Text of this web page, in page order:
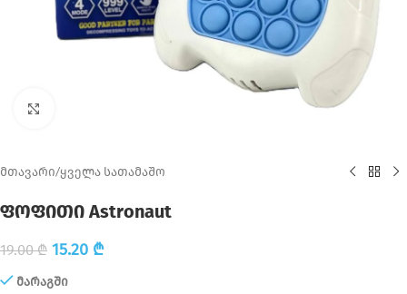
მთავარი/ყველა სათამაშო
ფოფითი Astronaut
19.00₾ 15.20 ₾
მარაგში